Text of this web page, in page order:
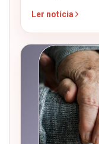
Ler notícia